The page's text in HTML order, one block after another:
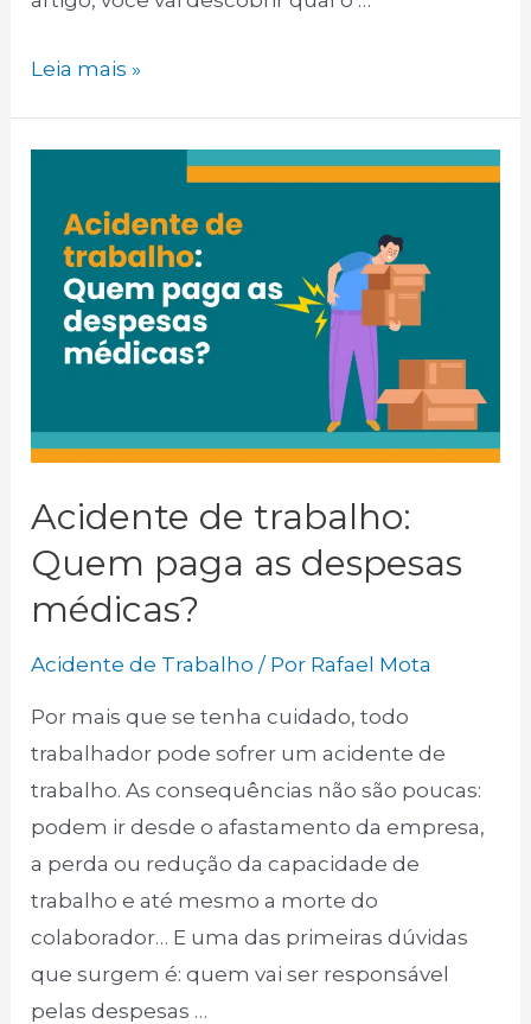
A
direito
salário?
Leia mais »
Acidente de trabalho:
Quem paga as despesas
médicas?
Acidente de Trabalho / Por Rafael Mota
Por mais que se tenha cuidado, todo
trabalhador pode sofrer um acidente de
trabalho. As consequências não são poucas:
podem ir desde o afastamento da empresa,
a perda ou redução da capacidade de
trabalho e até mesmo a morte do
colaborador… E uma das primeiras dúvidas
que surgem é: quem vai ser responsável
pelas despesas …